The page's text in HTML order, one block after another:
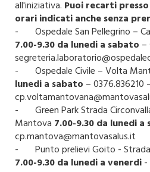
all'iniziativa. Puoi recarti
orari indicati anche senza
- Ospedale San Pellegrino –
7.00-9.30 da lunedi a sabato –
- Ospedale Civile – Volta
lunedi a sabato – 0376.836210
- Green Park Strada
Mantova 7.00-9.30 da lunedi a
cp.mantova@mantovasalus.it
- Punto prelievi Goito - Strada
7.00-9.30 da lunedi a venerdi